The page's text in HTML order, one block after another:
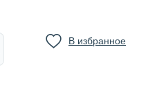
В избранное